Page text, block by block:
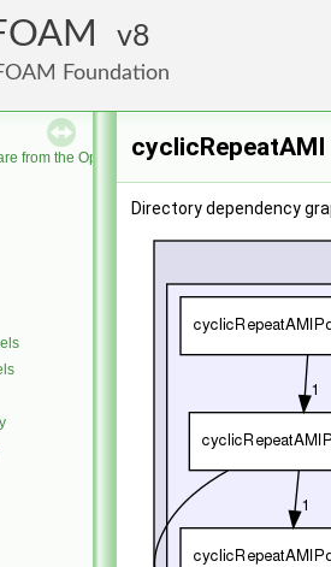
8
Foundation
from the OpenFOAM Foundation
Directory dependency